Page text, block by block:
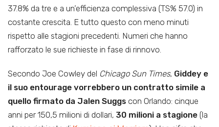
37.8% da tre e a un’efficienza complessiva (TS% 57.0) in
costante crescita. E tutto questo con meno minuti
rispetto alle stagioni precedenti. Numeri che hanno
rafforzato le sue richieste in fase di rinnovo.
Secondo Joe Cowley del Chicago Sun Times, Giddey e
il suo entourage vorrebbero un contratto simile a
quello firmato da Jalen Suggs con Orlando: cinque
anni per 150,5 milioni di dollari, 30 milioni a stagione (la